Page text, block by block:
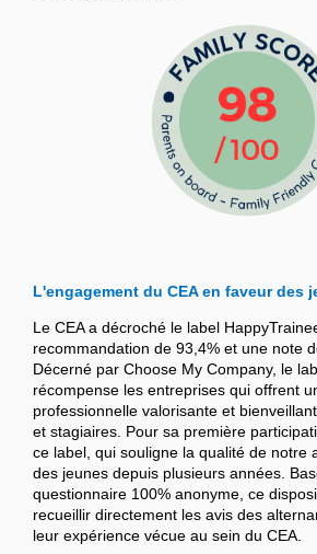
L'engagement du CEA en faveur des
Le CEA a décroché le label
recommandation de 93,4% et une note
Décerné par Choose My Company, le
récompense les entreprises qui offrent
professionnelle valorisante et
et stagiaires. Pour sa première
ce label, qui souligne la qualité de notre
des jeunes depuis plusieurs années.
questionnaire 100% anonyme, ce
recueillir directement les avis des
leur expérience vécue au sein du CEA.